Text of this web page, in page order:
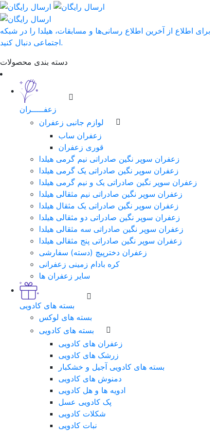
برای اطلاع از آخرین اطلاع رسانی‌ها و مسابقات، هیلدا را در شبکه
اجتماعی دنبال کنید.
دسته بندی محصولات
زعفـــــران
لوازم جانبی زعفران
زعفران ساب
قوری زعفران
زعفران سوپر نگین صادراتی نیم گرمی هیلدا
زعفران سوپر نگین صادراتی یک گرمی هیلدا
زعفران سوپر نگین صادراتی یک و نیم گرمی هیلدا
زعفران سوپر نگین صادراتی نیم مثقالی هیلدا
زعفران سوپر نگین صادراتی یک مثقال هیلدا
زعفران سوپر نگین صادراتی دو مثقالی هیلدا
زعفران سوپر نگین صادراتی سه مثقالی هیلدا
زعفران سوپر نگین صادراتی پنج مثقالی هیلدا
زعفران دخترپیچ (دسته) سفارشی
کره بادام زمینی زعفرانی
سایر زعفران ها
بسته های کادویی
بسته های لوکس
بسته های کادویی
زعفران های کادویی
زرشک های کادویی
بسته های کادویی آجیل و خشکبار
دمنوش های کادویی
ادویه ها و هل کادویی
پک کادویی عسل
شکلات کادویی
نبات کادویی